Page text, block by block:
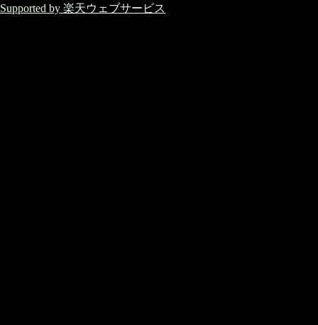
Supported by 楽天ウェブサービス